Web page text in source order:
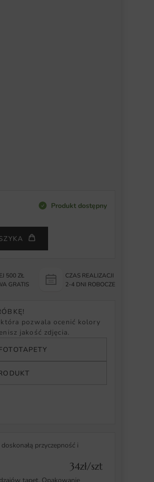
Produkt dostępny
500 ZŁ
GRATIS
CZAS REALIZACJI
2-4 DNI ROBOCZE
pozwala ocenić kolory
jakość zdjęcia.
przyczepność i
34zł/szt